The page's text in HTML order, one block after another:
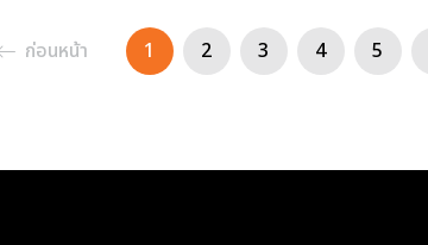
ก่อนหน้า 1 2 3 4 5